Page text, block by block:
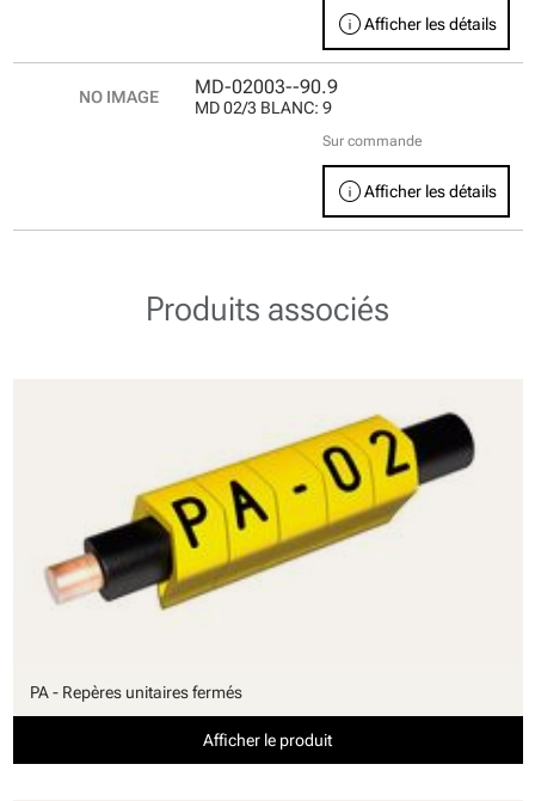
infoAfficher les détails
MD-02003--90.9
MD 02/3 BLANC: 9
Sur commande
infoAfficher les détails
Produits associés
PA - Repères unitaires fermés
Afficher le produit